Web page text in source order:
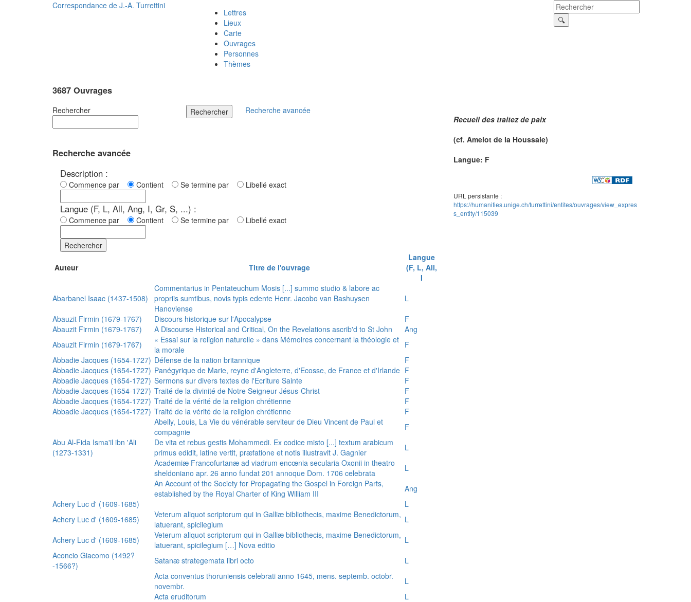
Correspondance de J.-A. Turrettini
Lettres
Lieux
Carte
Ouvrages
Personnes
Thèmes
3687 Ouvrages
Rechercher Rechercher Recherche avancée
Recherche avancée
Description :
Commence par Contient Se termine par Libellé exact
Langue (F, L, All, Ang, I, Gr, S, ...) :
Commence par Contient Se termine par Libellé exact
Rechercher
Auteur Titre de l'ouvrage
Langue
(F, L, All,
I
Abarbanel Isaac (1437-1508)
Commentarius in Pentateuchum Mosis [...] summo studio & labore ac
propriis sumtibus, novis typis edente Henr. Jacobo van Bashuysen
Hanoviense
L
Abauzit Firmin (1679-1767)
Discours historique sur l'Apocalypse
F
Abauzit Firmin (1679-1767)
A Discourse Historical and Critical, On the Revelations ascrib'd to St John
Ang
Abauzit Firmin (1679-1767)
« Essai sur la religion naturelle » dans Mémoires concernant la théologie et
la morale
F
Abbadie Jacques (1654-1727) Défense de la nation britannique
F
Abbadie Jacques (1654-1727) Panégyrique de Marie, reyne d'Angleterre, d'Ecosse, de France et d'Irlande F
Abbadie Jacques (1654-1727) Sermons sur divers textes de l'Ecriture Sainte
F
Abbadie Jacques (1654-1727) Traité de la divinité de Notre Seigneur Jésus-Christ
F
Abbadie Jacques (1654-1727) Traité de la vérité de la religion chrétienne
F
Abbadie Jacques (1654-1727) Traité de la vérité de la religion chrétienne
F
Abelly, Louis, La Vie du vénérable serviteur de Dieu Vincent de Paul et
compagnie
F
Abu Al-Fida Isma'il ibn 'Ali
(1273-1331)
De vita et rebus gestis Mohammedi. Ex codice misto [...] textum arabicum
primus edidit, latine vertit, præfatione et notis illustravit J. Gagnier
L
Academiæ Francofurtanæ ad viadrum encœnia secularia Oxonii in theatro
sheldoniano apr. 26 anno fundat 201 annoque Dom. 1706 celebrata
L
An Account of the Society for Propagating the Gospel in Foreign Parts,
established by the Royal Charter of King William III
Ang
Achery Luc d' (1609-1685)
L
Achery Luc d' (1609-1685)
Veterum aliquot scriptorum qui in Galliæ bibliothecis, maxime Benedictorum,
latuerant, spicilegium
L
Achery Luc d' (1609-1685)
Veterum aliquot scriptorum qui in Galliæ bibliothecis, maxime Benedictorum,
latuerant, spicilegium […] Nova editio
L
Aconcio Giacomo (1492?
-1566?)
Satanæ strategemata libri octo
L
Acta conventus thoruniensis celebrati anno 1645, mens. septemb. octobr.
novembr.
L
Acta eruditorum
L
Recueil des traitez de paix
(cf. Amelot de la Houssaie)
Langue: F
URL persistante :
https://humanities.unige.ch/turrettini/entites/ouvrages/view_expres
s_entity/115039